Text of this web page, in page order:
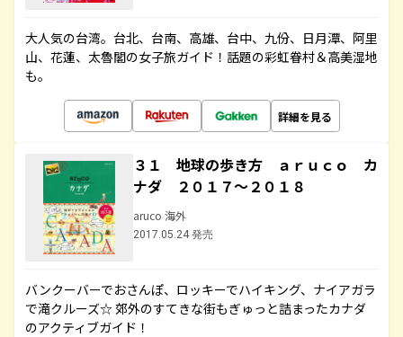
大人気の台湾。台北、台南、高雄、台中、九份、日月潭、阿里
山、花蓮、太魯閣の女子旅ガイド！話題の彩虹眷村＆高美湿地
も。
詳細を見る
３１ 地球の歩き方 ａｒｕｃｏ カ
ナダ ２０１７～２０１８
aruco 海外
2017.05.24 発売
バンクーバーでおさんぽ、ロッキーでハイキング、ナイアガラ
で滝クルーズ☆ 郊外のすてきな街もぎゅっと詰まったカナダ
のアクティブガイド！